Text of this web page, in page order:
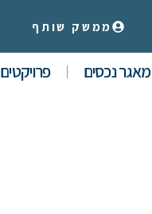
ממשק שותף
מאגר נכסים פרויקטים